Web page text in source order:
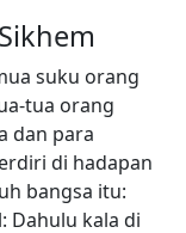
suku orang
tua orang
dan para
di hadapan
bangsa itu:
Dahulu kala di